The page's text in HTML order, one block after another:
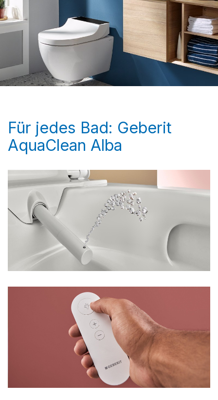
Für jedes Bad: Geberit
AquaClean Alba